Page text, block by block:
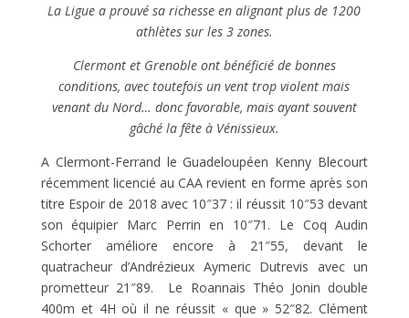
La Ligue a prouvé sa richesse en alignant plus de 1200
athlètes sur les 3 zones.
Clermont et Grenoble ont bénéficié de bonnes
conditions, avec toutefois un vent trop violent mais
venant du Nord… donc favorable, mais ayant souvent
gâché la fête à Vénissieux.
A Clermont-Ferrand le Guadeloupéen Kenny Blecourt
récemment licencié au CAA revient en forme après son
titre Espoir de 2018 avec 10″37 : il réussit 10″53 devant
son équipier Marc Perrin en 10″71. Le Coq Audin
Schorter améliore encore à 21″55, devant le
quatracheur d’Andrézieux Aymeric Dutrevis avec un
prometteur 21″89. Le Roannais Théo Jonin double
400m et 4H où il ne réussit « que » 52″82. Clément